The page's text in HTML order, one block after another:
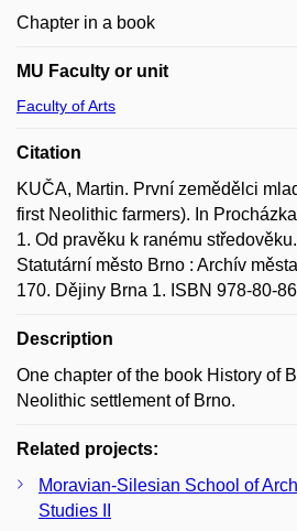
Chapter in a book
MU Faculty or unit
Faculty of Arts
Citation
KUČA, Martin. První zemědělci
first Neolithic farmers). In
1. Od pravěku k ranému
Statutární město Brno : Archív
170. Dějiny Brna 1. ISBN 978-80-
Description
One chapter of the book History of
Neolithic settlement of Brno.
Related projects:
Moravian-Silesian School of
Studies II